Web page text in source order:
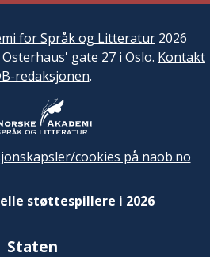
for Språk og Litteratur2026
gate 27 i Oslo. Kontakt
redaksjonen.
cookies på naob.no
støttespillere i 2026
Staten